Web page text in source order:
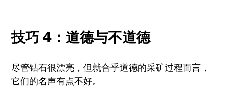
技巧 4：道德与不道德
尽管钻石很漂亮，但就合乎道德的采矿过程而言，
它们的名声有点不好。